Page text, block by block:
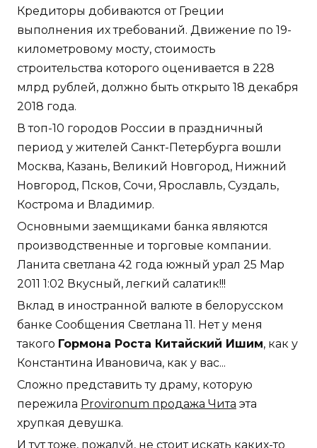
Кредиторы добиваются от Греции
выполнения их требований. Движение по 19-
километровому мосту, стоимость
строительства которого оценивается в 228
млрд рублей, должно быть открыто 18 декабря
2018 года.
В топ-10 городов России в праздничный
период у жителей Санкт-Петербурга вошли
Москва, Казань, Великий Новгород, Нижний
Новгород, Псков, Сочи, Ярославль, Суздаль,
Кострома и Владимир.
Основными заемщиками банка являются
производственные и торговые компании.
Ланита светлана 42 года южный урал 25 Мар
2011 1:02 Вкусный, легкий салатик!!!
Вклад в иностранной валюте в белорусском
банке Сообщения Светлана 11. Нет у меня
такого Гормона Роста Китайский Ишим, как у
Константина Ивановича, как у вас...
Сложно представить ту драму, которую
пережила Provironum продажа Чита эта
хрупкая девушка.
И тут тоже, пожалуй, не стоит искать каких-то